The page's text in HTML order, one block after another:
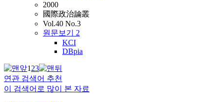
2000
國際政治論叢
Vol.40 No.3
원문보기 2
KCI
DBpia
123
연관 검색어 추천
이 검색어로 많이 본 자료